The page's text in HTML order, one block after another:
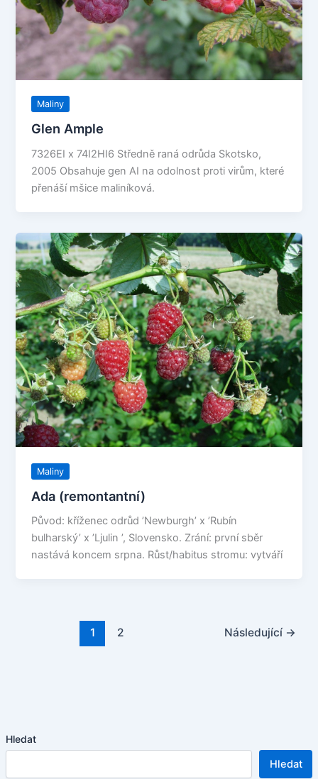
Hledat
Hledat
Maliny
Glen Ample
7326EI x 74I2HI6 Středně raná odrůda Skotsko,
2005 Obsahuje gen AI na odolnost proti virům, které
přenáší mšice maliníková.
Maliny
Ada (remontantní)
Původ: kříženec odrůd ’Newburgh’ x ’Rubín
bulharský’ x ’Ljulin ’, Slovensko. Zrání: první sběr
nastává koncem srpna. Růst/habitus stromu: vytváří
1 2 Následující →